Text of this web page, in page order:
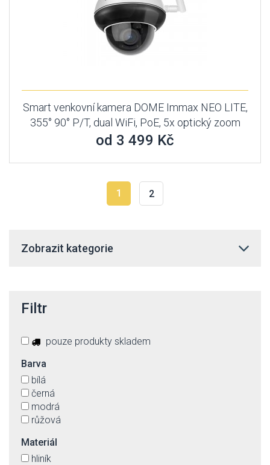
Smart venkovní kamera DOME Immax NEO LITE,
355° 90° P/T, dual WiFi, PoE, 5x optický zoom
od 3 499 Kč
1 2
Zobrazit kategorie
Filtr
pouze produkty skladem
Barva
bílá
černá
modrá
růžová
Materiál
hliník